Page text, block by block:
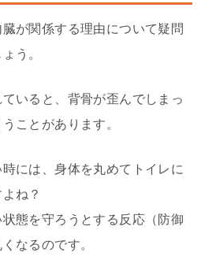
が関係する理由について疑問
う。
いると、背骨が歪んでしまっ
ことがあります。
には、身体を丸めてトイレに
ね？
態を守ろうとする反応（防御
なるのです。